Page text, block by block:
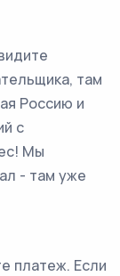
там
Россию и
с
Мы
- там уже
платеж. Если